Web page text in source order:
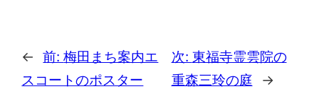
← 前:梅田まち案内エ
スコートのポスター
次: 東福寺霊雲院の
重森三玲の庭
→